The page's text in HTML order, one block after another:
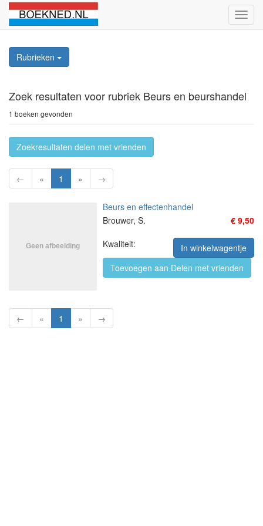
Rubrieken
Zoek resultaten voor rubriek Beurs en beurshandel
1 boeken gevonden
Zoekresultaten delen met vrienden
← « 1 » →
Beurs en effectenhandel
Brouwer, S.
€ 9,50
Kwaliteit:
In winkelwagentje
Toevoegen aan Delen met vrienden
← « 1 » →